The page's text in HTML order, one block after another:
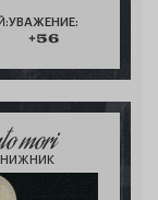
УВАЖЕНИЕ:
+56
mori